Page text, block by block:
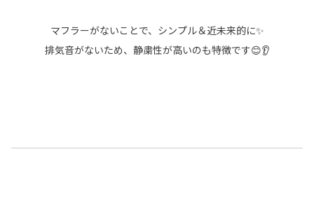
マフラーがないことで、シンプル＆近未来的に✨
排気音がないため、静粛性が高いのも特徴です😊👂